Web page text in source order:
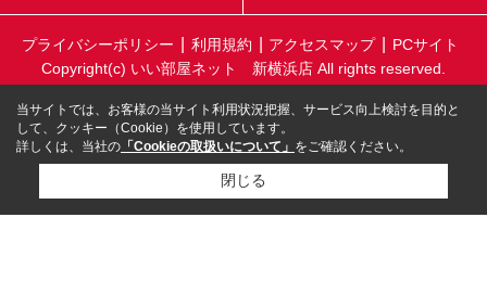
プライバシーポリシー 利用規約 アクセスマップ
PCサイト
Copyright(c) いい部屋ネット 新横浜店 All rights reserved.
当サイトでは、お客様の当サイト利用状況把握、サービス向上検討を目的と
して、クッキー（Cookie）を使用しています。
詳しくは、当社の 「Cookieの取扱いについて」 をご確認ください。
閉じる